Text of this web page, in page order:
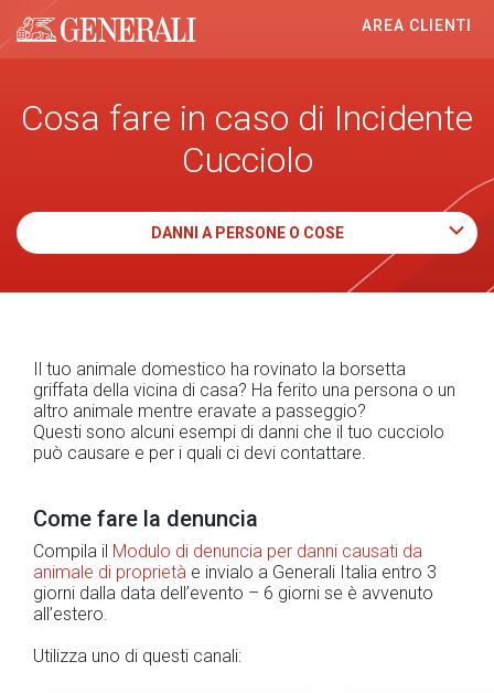
Generali logo
AREA CLIENTI
Cosa fare in caso di Incidente
Cucciolo
DANNI A PERSONE O COSE
Il tuo animale domestico ha rovinato la borsetta
griffata della vicina di casa? Ha ferito una persona o un
altro animale mentre eravate a passeggio?
Questi sono alcuni esempi di danni che il tuo cucciolo
può causare e per i quali ci devi contattare.
Come fare la denuncia
Compila il Modulo di denuncia per danni causati da
animale di proprietà e invialo a Generali Italia entro 3
giorni dalla data dell’evento – 6 giorni se è avvenuto
all’estero.
Utilizza uno di questi canali: